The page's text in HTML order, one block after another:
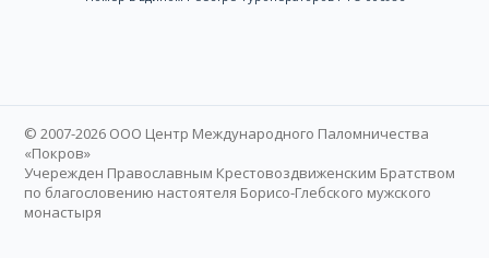
© 2007-2026 ООО Центр Международного Паломничества
«Покров»
Учережден Православным Крестовоздвиженским Братством
по благословению настоятеля Борисо-Глебского мужского
монастыря